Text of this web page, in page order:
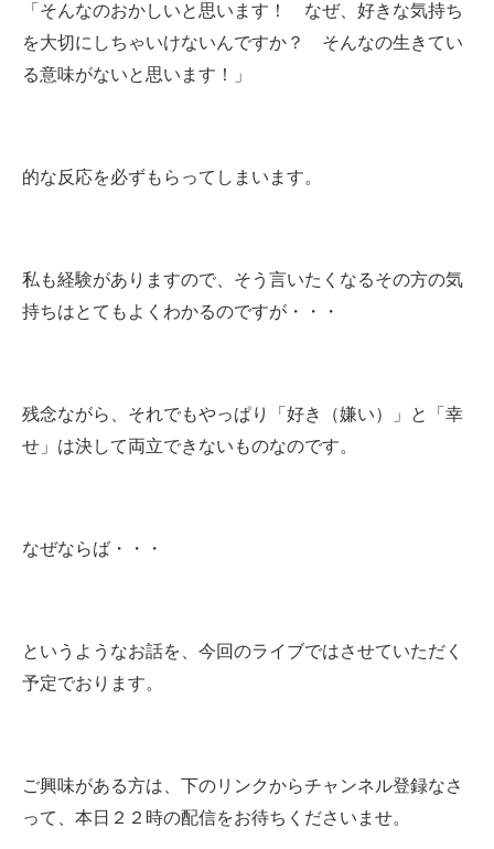
「そんなのおかしいと思います！ なぜ、好きな気持ち
を大切にしちゃいけないんですか？ そんなの生きてい
る意味がないと思います！」
的な反応を必ずもらってしまいます。
私も経験がありますので、そう言いたくなるその方の気
持ちはとてもよくわかるのですが・・・
残念ながら、それでもやっぱり「好き（嫌い）」と「幸
せ」は決して両立できないものなのです。
なぜならば・・・
というようなお話を、今回のライブではさせていただく
予定でおります。
ご興味がある方は、下のリンクからチャンネル登録なさ
って、本日２２時の配信をお待ちくださいませ。